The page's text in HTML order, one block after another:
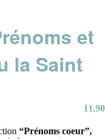
et
la Saint
11,90
“Prénoms coeur”,